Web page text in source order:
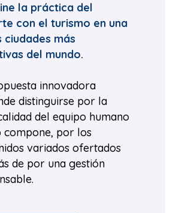
la práctica del
con el turismo en una
ciudades más
del mundo.
innovadora
distinguirse por la
del equipo humano
compone, por los
variados ofertados
de por una gestión